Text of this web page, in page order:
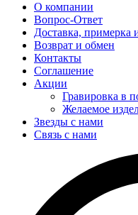
О компании
Вопрос-Ответ
Доставка, примерка
Возврат и обмен
Контакты
Соглашение
Акции
Гравировка в
Желаемое
Звезды с нами
Связь с нами